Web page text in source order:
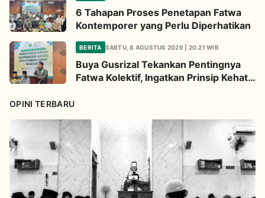
6 Tahapan Proses Penetapan Fatwa
Kontemporer yang Perlu Diperhatikan
BERITA SABTU, 8 AGUSTUS 2026 | 20.21 WIB
Buya Gusrizal Tekankan Pentingnya
Fatwa Kolektif, Ingatkan Prinsip Kehati-
OPINI TERBARU